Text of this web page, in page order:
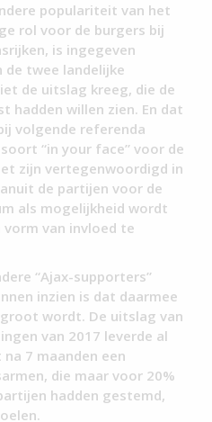
populariteit van het
rol voor de burgers bij
is ingegeven
twee landelijke
de uitslag kreeg, die de
hadden willen zien. En dat
volgende referenda
“in your face” voor de
zijn vertegenwoordigd in
de partijen voor de
als mogelijkheid wordt
van invloed te
“Ajax-supporters”
inzien is dat daarmee
wordt. De uitslag van
van 2017 leverde al
7 maanden een
die maar voor 20%
hadden gestemd,